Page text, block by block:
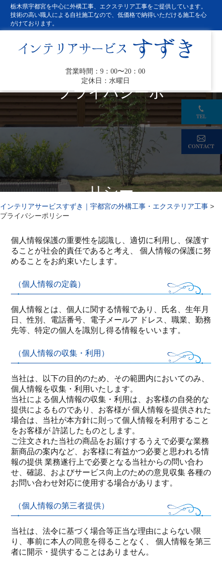
栃木県宇都宮を中心に外構工事、エクステリア工事をご提供しています。
技術の高い職人による自社施工なので、低価格で納得いただける施工を心
がけております。
営業時間：9：00〜20：00
定休日：水曜日
プライバシーポ
リシー
インテリアサービスすずき｜宇都宮の外構工事・エクステリア工事 >
プライバシーポリシー
個人情報保護の重要性を認識し、適切に利用し、保護す
ることが社会的責任であると考え、 個人情報の保護に努
めることをお約束いたします。
（個人情報の定義）
個人情報とは、個人に関する情報であり、氏名、生年月
日、性別、電話番号、電子メールア ドレス、職業、勤務
先等、特定の個人を識別し得る情報をいいます。
（個人情報の収集・利用）
当社は、以下の目的のため、その範囲内においてのみ、
個人情報を収集・利用いたします。
当社による個人情報の収集・利用は、お客様の自発的な
提供によるものであり、お客様が 個人情報を提供された
場合は、当社が本方針に則って個人情報を利用すること
をお客様が 許諾したものとします。
ご注文された当社の商品をお届けするうえで必要な業務
新商品の案内など、お客様に有益かつ必要と思われる情
報の提供 業務遂行上で必要となる当社からの問い合わ
せ、確認、およびサービス向上のための意見収集 各種の
お問い合わせ対応に使用する場合があります。
（個人情報の第三者提供）
当社は、法令に基づく場合等正当な理由によらない限
り、事前に本人の同意を得ることなく、 個人情報を第三
者に開示・提供することはありません。